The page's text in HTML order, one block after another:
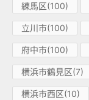
練馬区(100)
立川市(100)
府中市(100)
横浜市鶴見区(7)
横浜市西区(10)